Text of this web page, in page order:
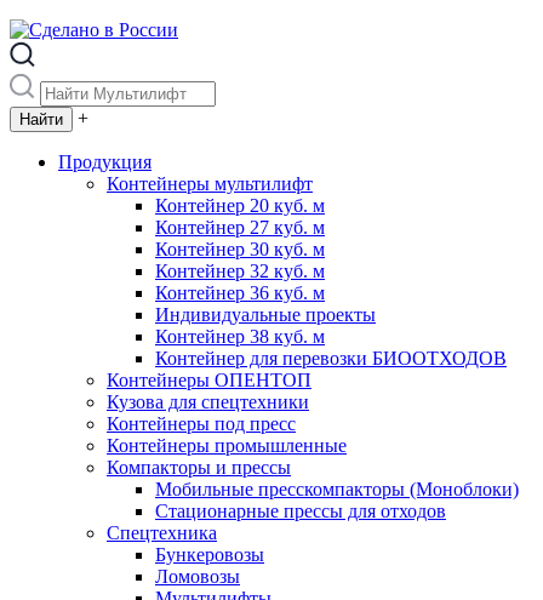
+
Продукция
Контейнеры мультилифт
Контейнер 20 куб. м
Контейнер 27 куб. м
Контейнер 30 куб. м
Контейнер 32 куб. м
Контейнер 36 куб. м
Индивидуальные проекты
Контейнер 38 куб. м
Контейнер для перевозки БИООТХОДОВ
Контейнеры ОПЕНТОП
Кузова для спецтехники
Контейнеры под пресс
Контейнеры промышленные
Компакторы и прессы
Мобильные пресскомпакторы (Моноблоки)
Стационарные прессы для отходов
Спецтехника
Бункеровозы
Ломовозы